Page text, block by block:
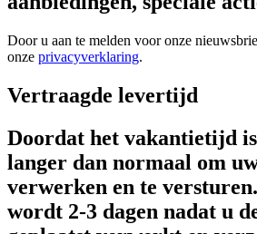
Door u aan te melden voor onze
onze privacyverklaring.
Vertraagde levertijd
Doordat het vakantietijd
langer dan normaal om
verwerken en te
wordt 2-3 dagen nadat u